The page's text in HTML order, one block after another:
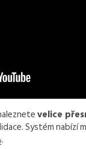
velice
Systém nabízí
.